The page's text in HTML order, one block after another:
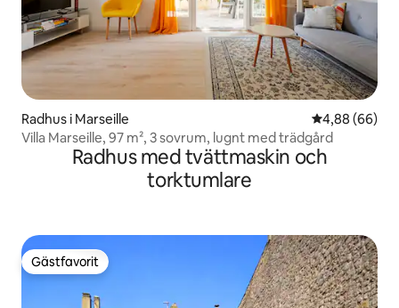
Radhus i Marseille 4,88 av 5 i
4,88 (66)
Villa Marseille, 97 m², 3 sovrum, lugnt med trädgård
Radhus med tvättmaskin och
torktumlare
Gästfavorit
Gästfavorit